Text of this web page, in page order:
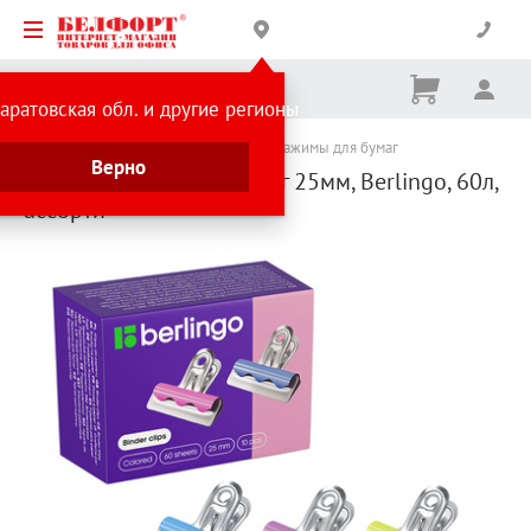
обл. и другие регионы
Верно
Корзина
Ничего
Каталог товаров Товары для склада Зажимы для бумаг
Зажим-бульдог для бумаг 25мм, Berlingo, 60л,
ассорти